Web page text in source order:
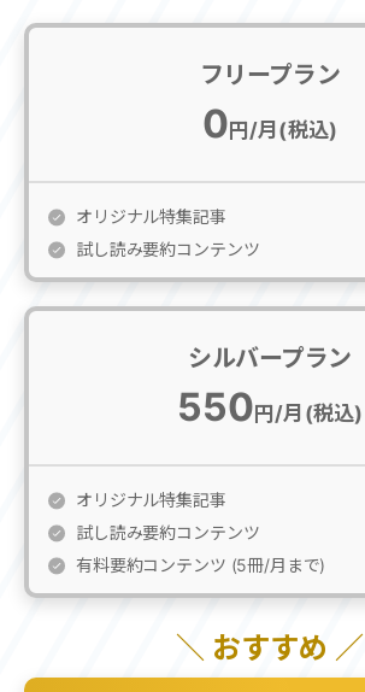
フリープラン
0円/月(税込)
オリジナル特集記事
試し読み要約コンテンツ
シルバープラン
550円/月(税込)
オリジナル特集記事
試し読み要約コンテンツ
有料要約コンテンツ (5冊/月まで)
＼ おすすめ ／